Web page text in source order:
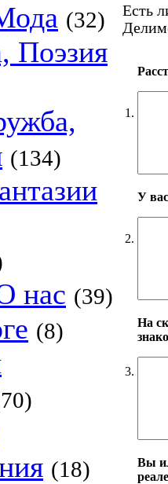
(32)
Поэзия
(134)
нас (39)
(8)
(18)
Есть
1.
2.
У
3.
На
Вы